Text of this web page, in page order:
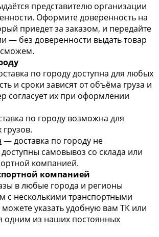
представителю организации
Оформите доверенность на
приедет за заказом, и передайте
— без доверенности выдать товар
по городу доступна для любых
и сроки зависят от объёма груза и
согласует их при оформлении
по городу возможна для
— доставка по городу не
доступны самовывоз со склада или
компанией.
компанией
в любые города и регионы
с несколькими транспортными
указать удобную вам ТК или
одним из наших постоянных